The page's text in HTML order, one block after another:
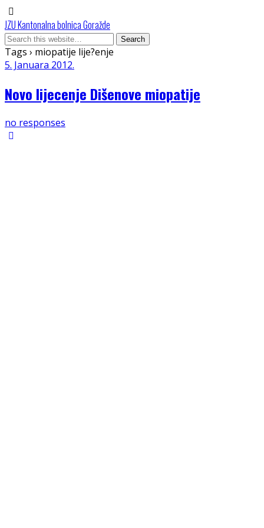
JZU Kantonalna bolnica Goražde
Tags › miopatije lije?enje
5. Januara 2012.
Novo lijecenje Dišenove miopatije
no responses